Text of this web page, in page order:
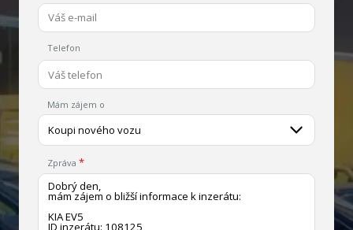
Telefon
Mám zájem o
Koupi nového vozu
Zpráva